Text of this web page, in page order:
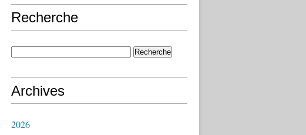
Recherche
Archives
2026